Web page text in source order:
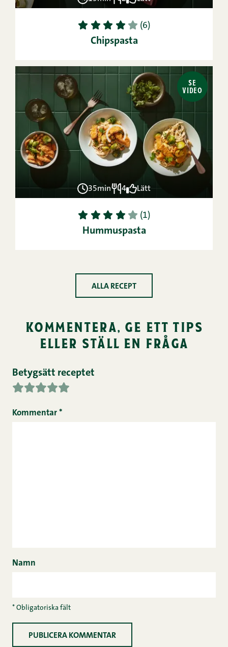
1 2 3 4 5 (6)
Chipspasta
SE
VIDEO
35min 4 Lätt
1 2 3 4 5 (1)
Hummuspasta
ALLA RECEPT
kommentera, ge ett tips
eller ställ en fråga
Betygsätt receptet
Kommentar *
Namn
* Obligatoriska fält